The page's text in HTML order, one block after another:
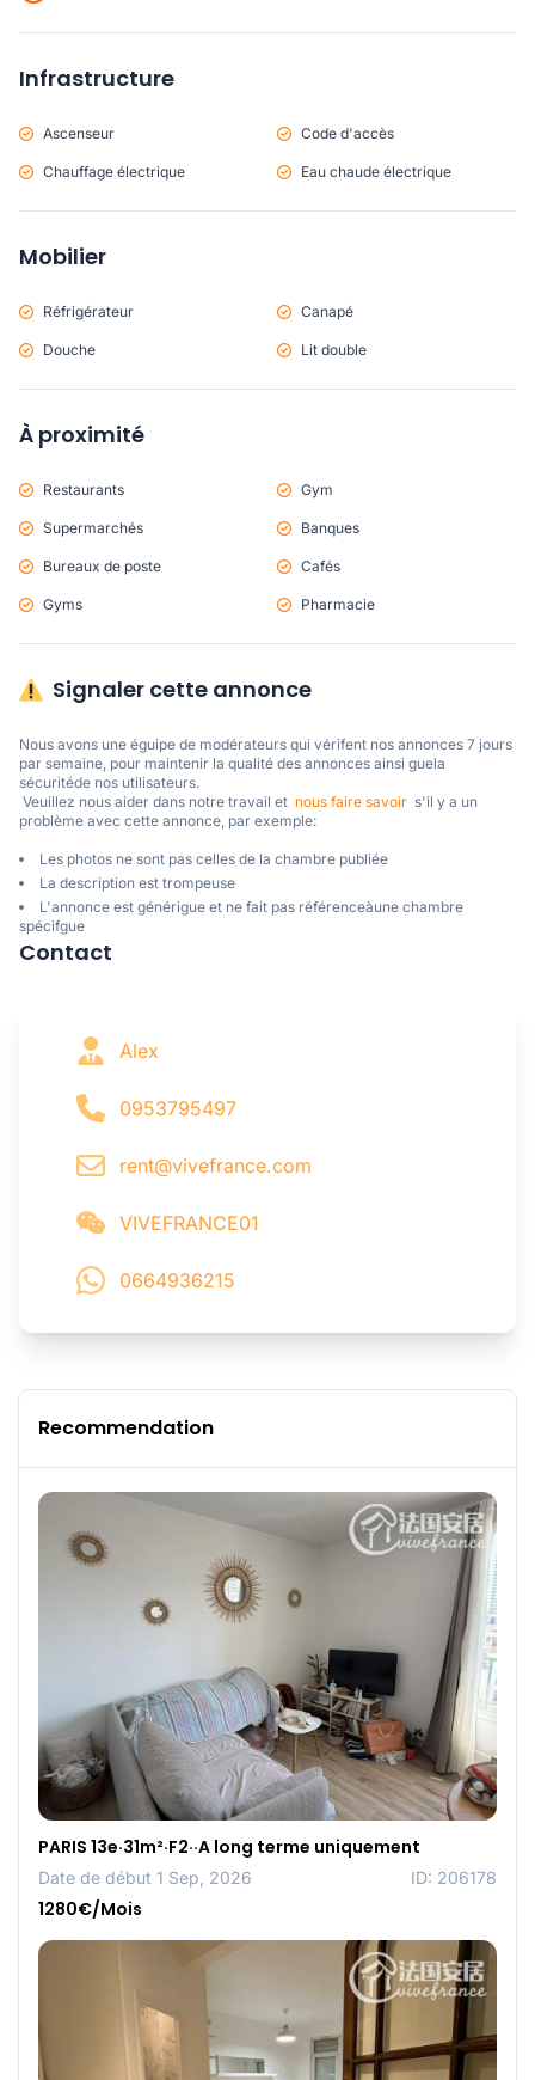
Infrastructure
Ascenseur Code d'accès
Chauffage électrique Eau chaude électrique
Mobilier
Réfrigérateur Canapé
Douche Lit double
À proximité
Restaurants Gym
Supermarchés Banques
Bureaux de poste Cafés
Gyms Pharmacie
Signaler cette annonce
Nous avons une éguipe de modérateurs qui vérifent nos annonces 7 jours
par semaine, pour maintenir la qualité des annonces ainsi guela
sécuritéde nos utilisateurs.
Veuillez nous aider dans notre travail et nous faire savoir
  s'il y a un
problème avec cette annonce, par exemple:
Les photos ne sont pas celles de la chambre publiée
La description est trompeuse
L'annonce est générigue et ne fait pas référenceàune chambre
spécifgue
Contact
Alex
0953795497
rent@vivefrance.com
VIVEFRANCE01
0664936215
Recommendation
PARIS 13e·31m²·F2··A long terme uniquement
Date de début 1 Sep, 2026 ID: 206178
1280€/Mois